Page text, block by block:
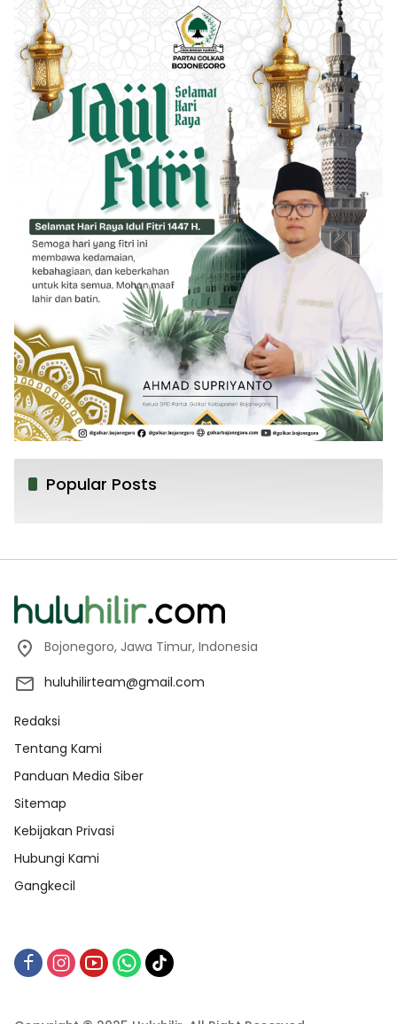
Popular Posts
Bojonegoro, Jawa Timur, Indonesia
huluhilirteam@gmail.com
Redaksi
Tentang Kami
Panduan Media Siber
Sitemap
Kebijakan Privasi
Hubungi Kami
Gangkecil